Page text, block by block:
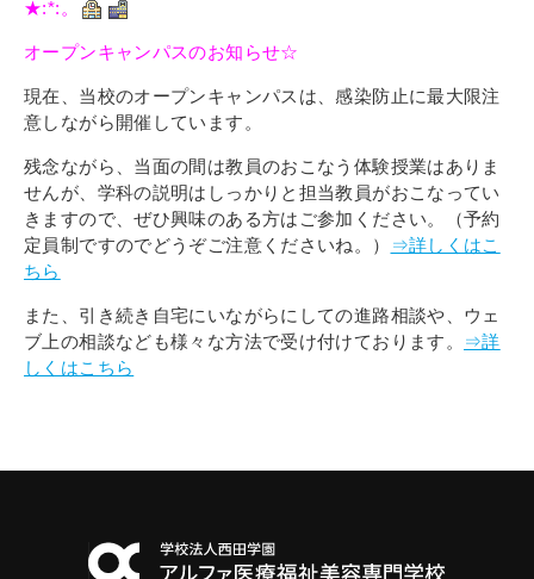
★:*:。
オープンキャンパスのお知らせ☆
現在、当校のオープンキャンパスは、感染防止に最大限注
意しながら開催しています。
残念ながら、当面の間は教員のおこなう体験授業はありま
せんが、学科の説明はしっかりと担当教員がおこなってい
きますので、ぜひ興味のある方はご参加ください。（予約
定員制ですのでどうぞご注意くださいね。）
⇒詳しくはこ
ちら
また、引き続き自宅にいながらにしての進路相談や、ウェ
ブ上の相談なども様々な方法で受け付けております。
⇒詳
しくはこちら